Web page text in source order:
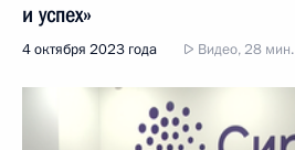
и успех»
4 октября 2023 года Видео, 28 мин.